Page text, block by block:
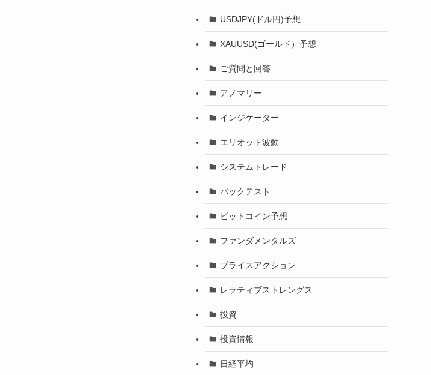
USDJPY(ドル円)予想
XAUUSD(ゴールド）予想
ご質問と回答
アノマリー
インジケーター
エリオット波動
システムトレード
バックテスト
ビットコイン予想
ファンダメンタルズ
プライスアクション
レラティブストレングス
投資
投資情報
日経平均